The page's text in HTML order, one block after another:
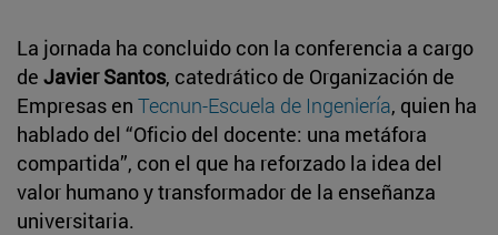
La jornada ha concluido con la conferencia a cargo
de Javier Santos, catedrático de Organización de
Empresas en Tecnun-Escuela de Ingeniería, quien ha
hablado del “Oficio del docente: una metáfora
compartida”, con el que ha reforzado la idea del
valor humano y transformador de la enseñanza
universitaria.